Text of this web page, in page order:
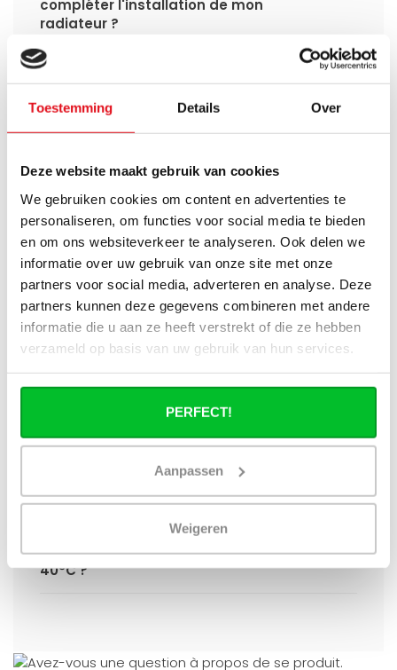
Toestemming Details Over
Deze website maakt gebruik van cookies
We gebruiken cookies om content en advertenties te
personaliseren, om functies voor social media te bieden
en om ons websiteverkeer te analyseren. Ook delen we
informatie over uw gebruik van onze site met onze
partners voor social media, adverteren en analyse. Deze
partners kunnen deze gegevens combineren met andere
informatie die u aan ze heeft verstrekt of die ze hebben
verzameld op basis van uw gebruik van hun services.
PERFECT!
Aanpassen
Weigeren
compléter l'installation de mon
radiateur ?
Set d’angle ou set droit : lequel dois-je
choisir ?
Puis-je connecter ma tête
radiateurs à panneaux de
Radiator‑Outlet ?
Comment calculer la capacité
nécessaire pour ma pièce ?
Quel est le délai de livraison d'un
radiateur à panneaux et quand le
recevrai-je si je passe une commande ?
J'ai une installation de pompe à chaleur
(hybride), puis-je utiliser tous les
radiateurs du site ?
Puis-je utiliser tous les radiateurs du site
urbain ?
Un radiateur panneau fonctionne-t-il à
40°C ?